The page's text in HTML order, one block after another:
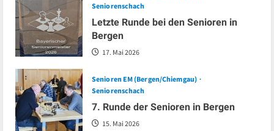
Seniorenschach
Letzte Runde bei den Senioren in
Bergen
17. Mai 2026
Senioren EM (Bergen/Chiemgau)
Seniorenschach
7. Runde der Senioren in Bergen
15. Mai 2026